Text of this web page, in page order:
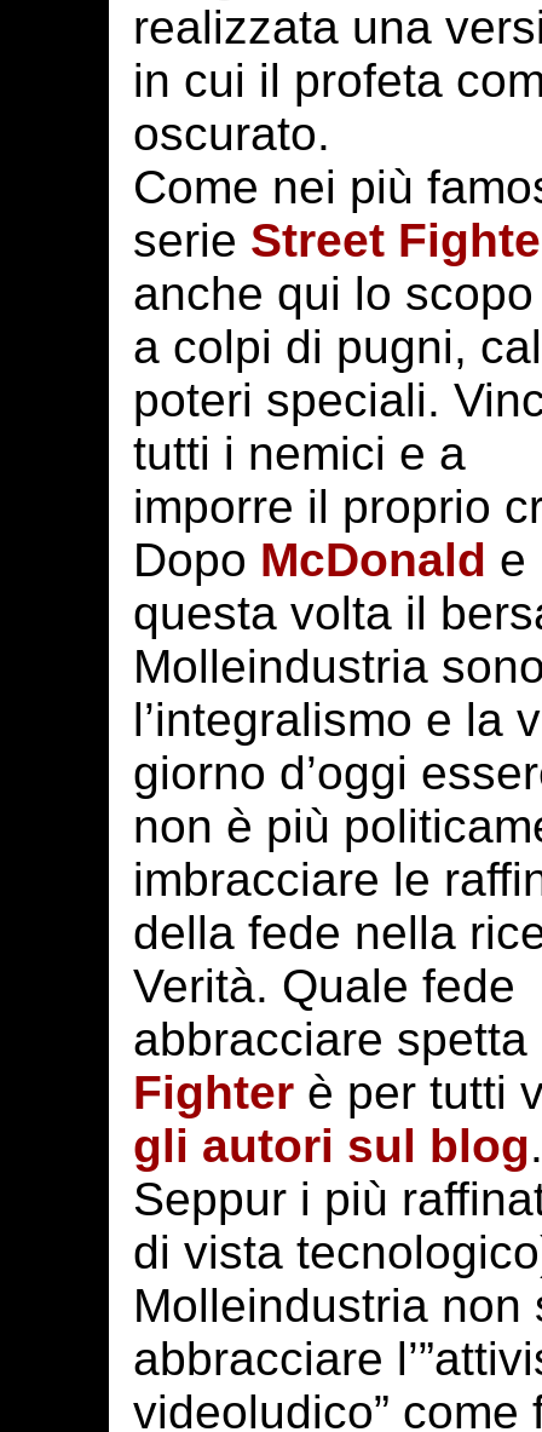
realizzata una
in cui il profeta
oscurato.
Come nei più
serie Street
anche qui lo
a colpi di pugni,
poteri speciali.
tutti i nemici e a
imporre il proprio
Dopo McDonald
questa volta il
Molleindustria
l’integralismo e la
giorno d’oggi
non è più
imbracciare le
della fede nella
Verità. Quale fede
abbracciare
Fighter è per tutti
gli autori sul blog.
Seppur i più
di vista
Molleindustria
abbracciare
videoludico”